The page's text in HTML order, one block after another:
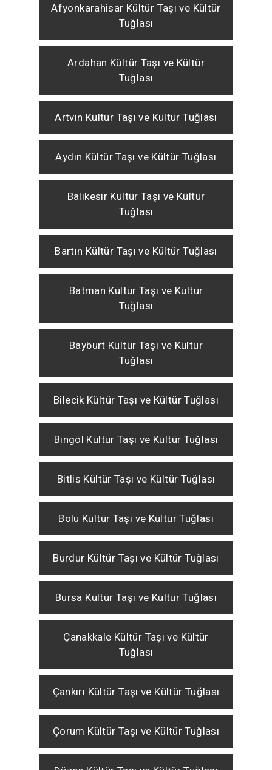
Afyonkarahisar Kültür Taşı ve Kültür
Tuğlası
Ardahan Kültür Taşı ve Kültür
Tuğlası
Artvin Kültür Taşı ve Kültür Tuğlası
Aydın Kültür Taşı ve Kültür Tuğlası
Balıkesir Kültür Taşı ve Kültür
Tuğlası
Bartın Kültür Taşı ve Kültür Tuğlası
Batman Kültür Taşı ve Kültür
Tuğlası
Bayburt Kültür Taşı ve Kültür
Tuğlası
Bilecik Kültür Taşı ve Kültür Tuğlası
Bingöl Kültür Taşı ve Kültür Tuğlası
Bitlis Kültür Taşı ve Kültür Tuğlası
Bolu Kültür Taşı ve Kültür Tuğlası
Burdur Kültür Taşı ve Kültür Tuğlası
Bursa Kültür Taşı ve Kültür Tuğlası
Çanakkale Kültür Taşı ve Kültür
Tuğlası
Çankırı Kültür Taşı ve Kültür Tuğlası
Çorum Kültür Taşı ve Kültür Tuğlası